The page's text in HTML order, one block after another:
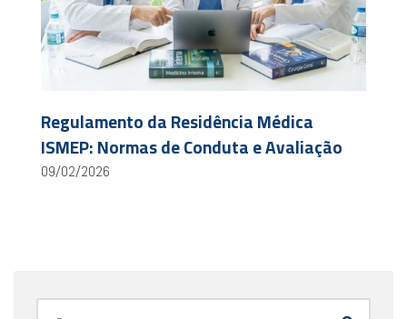
Regulamento da Residência Médica
ISMEP: Normas de Conduta e Avaliação
09/02/2026